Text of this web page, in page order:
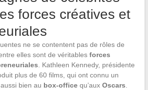
forces créatives et
ne se contentent pas de rôles de
elles sont de véritables forces
. Kathleen Kennedy, présidente
plus de 60 films, qui ont connu un
bien au box-officequ’aux Oscars